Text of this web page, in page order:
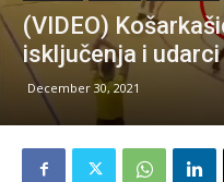
(VIDEO)
isključenja i udarci
December 30, 2021